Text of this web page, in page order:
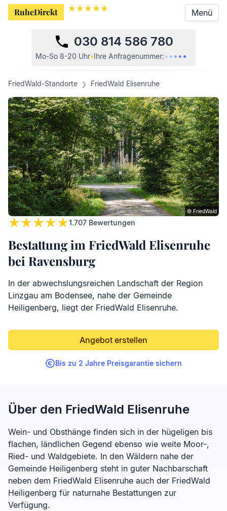
RuheDirekt Menü
030 814 586 780
Mo-So 8-20 Uhr•Ihre Anfragenummer:• • • • •
RuheDirekt Menü
FriedWald-Standorte FriedWald Elisenruhe
1.707 Bewertungen
Bestattung im FriedWald Elisenruhe
bei Ravensburg
In der abwechslungsreichen Landschaft der Region
Linzgau am Bodensee, nahe der Gemeinde
Heiligenberg, liegt der FriedWald Elisenruhe.
Angebot erstellen
Bis zu 2 Jahre Preisgarantie sichern
© FriedWald
Über den FriedWald Elisenruhe
Wein- und Obsthänge finden sich in der hügeligen bis
flachen, ländlichen Gegend ebenso wie weite Moor-,
Ried- und Waldgebiete. In den Wäldern nahe der
Gemeinde Heiligenberg steht in guter Nachbarschaft
neben dem FriedWald Elisenruhe auch der FriedWald
Heiligenberg für naturnahe Bestattungen zur
Verfügung.